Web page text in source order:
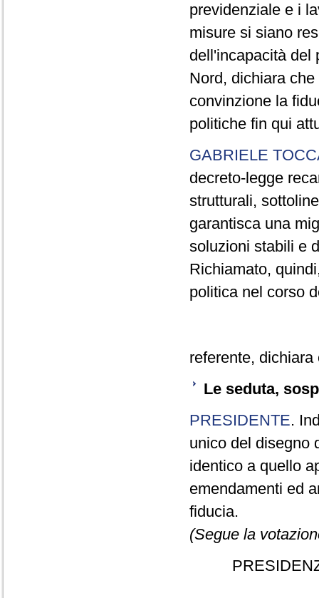
previdenziale e i
misure si siano
dell'incapacità del
Nord, dichiara
convinzione la
politiche fin qui
GABRIELE
decreto-legge
strutturali,
garantisca una
soluzioni stabili e
Richiamato,
politica nel corso
referente,
Le seduta,
PRESIDENTE.
unico del disegno
identico a quello
emendamenti ed
fiducia.
(Segue la